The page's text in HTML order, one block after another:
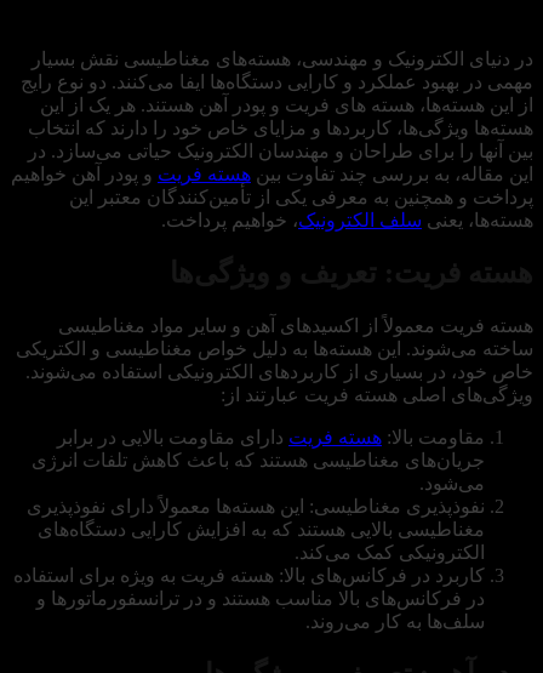
در دنیای الکترونیک و مهندسی، هسته‌های مغناطیسی نقش بسیار
مهمی در بهبود عملکرد و کارایی دستگاه‌ها ایفا می‌کنند. دو نوع رایج
از این هسته‌ها، هسته های فریت و پودر آهن هستند. هر یک از این
هسته‌ها ویژگی‌ها، کاربردها و مزایای خاص خود را دارند که انتخاب
بین آنها را برای طراحان و مهندسان الکترونیک حیاتی می‌سازد. در
این مقاله، به بررسی چند تفاوت‌ بین هسته فریت و پودر آهن خواهیم
پرداخت و همچنین به معرفی یکی از تأمین‌کنندگان معتبر این
هسته‌ها، یعنی سلف الکترونیک، خواهیم پرداخت.
هسته فریت معمولاً از اکسیدهای آهن و سایر مواد مغناطیسی
ساخته می‌شوند. این هسته‌ها به دلیل خواص مغناطیسی و الکتریکی
خاص خود، در بسیاری از کاربردهای الکترونیکی استفاده می‌شوند.
ویژگی‌های اصلی هسته فریت عبارتند از:
مقاومت بالا: هسته فریت دارای مقاومت بالایی در برابر
جریان‌های مغناطیسی هستند که باعث کاهش تلفات انرژی
می‌شود.
نفوذپذیری مغناطیسی: این هسته‌ها معمولاً دارای نفوذپذیری
مغناطیسی بالایی هستند که به افزایش کارایی دستگاه‌های
الکترونیکی کمک می‌کند.
کاربرد در فرکانس‌های بالا: هسته فریت به ویژه برای استفاده
در فرکانس‌های بالا مناسب هستند و در ترانسفورماتورها و
سلف‌ها به کار می‌روند.